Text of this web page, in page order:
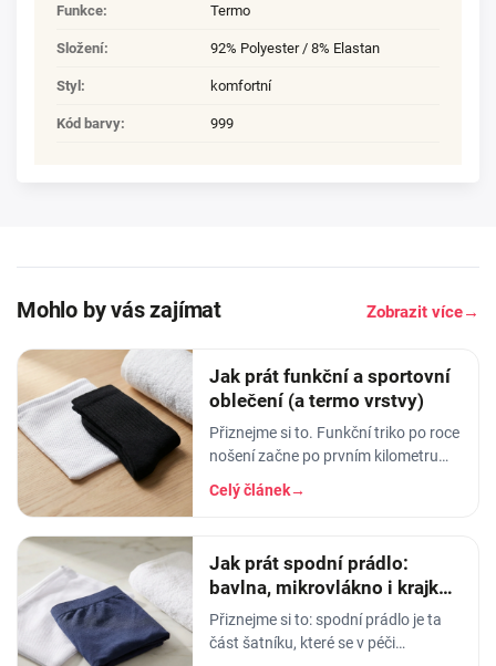
Funkce: Termo
Složení: 92% Polyester / 8% Elastan
Styl: komfortní
Kód barvy: 999
Mohlo by vás zajímat Zobrazit více→
Jak prát funkční a sportovní
oblečení (a termo vrstvy)
Přiznejme si to. Funkční triko po roce
nošení začne po prvním kilometru
balkon než do skříně. Termoprádlo…
Celý článek→
Jak prát spodní prádlo:
bavlna, mikrovlákno i krajka,
aby vydrželo
Přiznejme si to: spodní prádlo je ta
část šatníku, které se v péči